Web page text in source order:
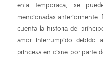
enla temporada, se
mencionadas anteriormente.
cuenta la historia del
amor interrumpido debido
princesa en cisne por parte